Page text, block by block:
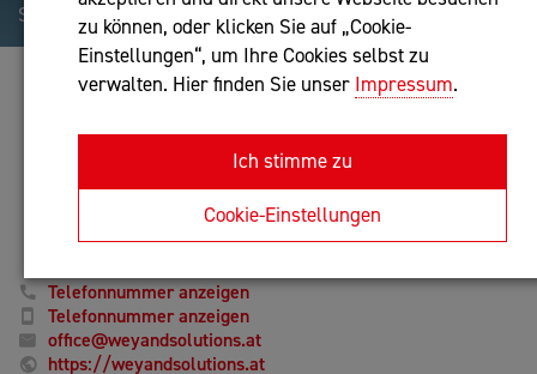
zu können, oder klicken Sie auf „Cookie-
Einstellungen“, um Ihre Cookies selbst zu
verwalten. Hier finden Sie unser Impressum.
Ich stimme zu
Cookie-Einstellungen
Suchbegriff: "internet of things"
WEYAND SOLUTIONS E.U.
IT-Dienstleistung
Anfrage oder Rückruf
Telefonnummer anzeigen
Telefonnummer anzeigen
office@weyandsolutions.at
https://weyandsolutions.at